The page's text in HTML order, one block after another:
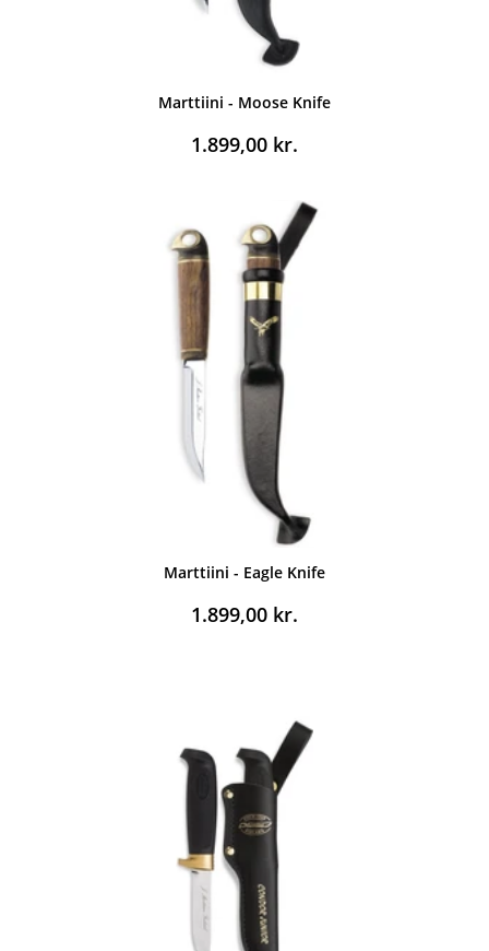
Marttiini - Moose Knife
1.899,00 kr.
Marttiini - Eagle Knife
1.899,00 kr.